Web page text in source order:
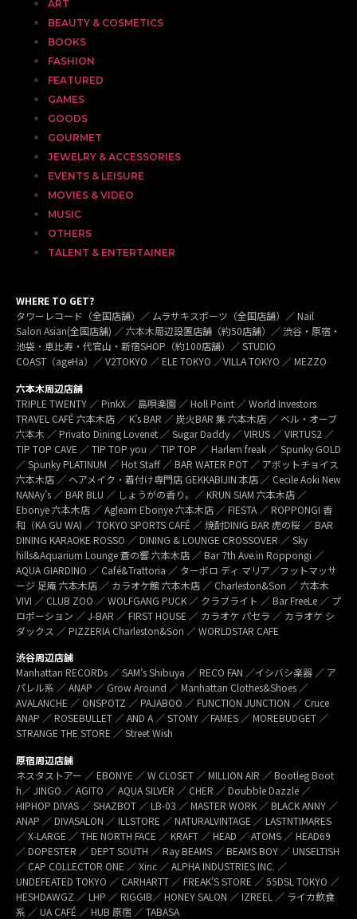
ART
BEAUTY & COSMETICS
BOOKS
FASHION
FEATURED
GAMES
GOODS
GOURMET
JEWELRY & ACCESSORIES
EVENTS & LEISURE
MOVIES & VIDEO
MUSIC
OTHERS
TALENT & ENTERTAINER
WHERE TO GET?
タワーレコード（全国店舗）／ ムラサキスポーツ（全国店舗）／ Nail
Salon Asian(全国店舗) ／ 六本木周辺設置店舗（約50店舗）／ 渋谷・原宿・
池袋・恵比寿・代官山・新宿SHOP（約100店舗）／ STUDIO
COAST（ageHa）／ V2TOKYO ／ ELE TOKYO ／VILLA TOKYO ／ MEZZO
六本木周辺店舗
TRIPLE TWENTY ／ PinkX／ 島唄楽園 ／ Holl Point ／ World Investors
TRAVEL CAFÉ 六本木店 ／ K’s BAR ／ 炭火BAR 集 六本木店 ／ ベル・オーブ
六本木 ／ Privato Dining Lovenet ／ Sugar Daddy ／ VIRUS ／ VIRTUS2 ／
TIP TOP CAVE ／ TIP TOP you ／ TIP TOP ／ Harlem freak ／ Spunky GOLD
／ Spunky PLATINUM ／ Hot Staff ／ BAR WATER POT ／ アボットチョイス
六本木店 ／ ヘアメイク・着付け専門店 GEKKABIJIN 本店 ／ Cecile Aoki New
NANAy’s ／ BAR BLU ／ しょうがの香り。／ KRUN SIAM 六本木店 ／
Ebonye 六本木店 ／ Agleam Ebonye 六本木店 ／ FIESTA ／ ROPPONGI 香
和（KA GU WA) ／ TOKYO SPORTS CAFÉ ／ 焼酎DINIG BAR 虎の桜 ／ BAR
DINING KARAOKE ROSSO ／ DINING & LOUNGE CROSSOVER ／ Sky
hills&Aquarium Lounge 蒼の響 六本木店 ／ Bar 7th Ave.in Roppongi ／
AQUA GIARDINO ／ Café&Trattoria ／ ターボロ ディ マリア／フットマッサ
ージ 足庵 六本木店 ／ カラオケ館 六本木店 ／ Charleston&Son ／ 六本木
VIVI ／ CLUB ZOO ／ WOLFGANG PUCK ／ クラブライト ／ Bar FreeLe ／ プ
ロポーション ／ J-BAR ／ FIRST HOUSE ／ カラオケ パセラ ／ カラオケ シ
ダックス ／ PIZZERIA Charleston&Son ／ WORLDSTAR CAFE
渋谷周辺店舗
Manhattan RECORDs ／ SAM’s Shibuya ／ RECO FAN ／イシバシ楽器 ／ ア
パレル系 ／ ANAP ／ Grow Around ／ Manhattan Clothes&Shoes ／
AVALANCHE ／ ONSPOTZ ／ PAJABOO ／ FUNCTION JUNCTION ／ Cruce
ANAP ／ ROSEBULLET ／ AND A ／ STOMY ／FAMES ／ MOREBUDGET ／
STRANGE THE STORE ／ Street Wish
原宿周辺店舗
ネスタストアー ／ EBONYE ／ W CLOSET ／ MILLION AIR ／ Bootleg Boot
h／ JINGO ／ AGITO ／ AQUA SILVER ／ CHER ／ Doubble Dazzle ／
HIPHOP DIVAS ／ SHAZBOT ／ LB-03 ／ MASTER WORK ／ BLACK ANNY ／
ANAP ／ DIVASALON ／ ILLSTORE ／ NATURALVINTAGE ／ LASTNTIMARES
／ X-LARGE ／ THE NORTH FACE ／ KRAFT ／ HEAD ／ ATOMS ／ HEAD69
／ DOPESTER ／ DEPT SOUTH ／ Ray BEAMS ／ BEAMS BOY ／ UNSELTISH
／ CAP COLLECTOR ONE ／ Xinc ／ ALPHA INDUSTRIES INC. ／
UNDEFEATED TOKYO ／ CARHARTT ／ FREAK’S STORE ／ 55DSL TOKYO ／
HESHDAWGZ ／ LHP ／ RIGGIB／ HONEY SALON ／ IZREEL ／ ライカ飲食
系 ／ UA CAFÉ ／ HUB 原宿 ／ TABASA